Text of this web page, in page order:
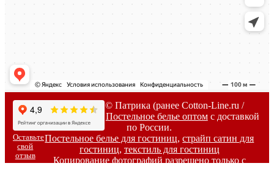
2007-
2026г. © Патрика (ранее Cotton-Line.ru /
Коттон-Лайн) - Постельное белье оптомс доставкой
по России.
Постельное белье для гостиниц,страйп сатин для
гостиниц, текстиль для гостиниц
Копирование фотографий разрешено только с
Оставьте
свой
отзыв